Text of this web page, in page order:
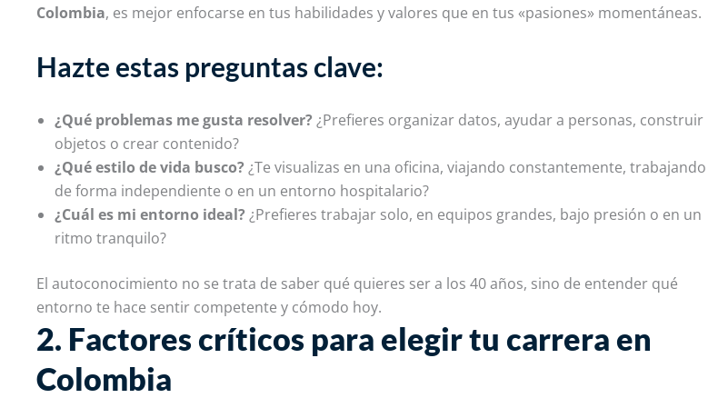
Colombia, es mejor enfocarse en tus habilidades y valores que en tus «pasiones» momentáneas.
Hazte estas preguntas clave:
¿Qué problemas me gusta resolver? ¿Prefieres organizar datos, ayudar a personas, construir
objetos o crear contenido?
¿Qué estilo de vida busco? ¿Te visualizas en una oficina, viajando constantemente, trabajando
de forma independiente o en un entorno hospitalario?
¿Cuál es mi entorno ideal? ¿Prefieres trabajar solo, en equipos grandes, bajo presión o en un
ritmo tranquilo?
El autoconocimiento no se trata de saber qué quieres ser a los 40 años, sino de entender qué
entorno te hace sentir competente y cómodo hoy.
2. Factores críticos para elegir tu carrera en
Colombia